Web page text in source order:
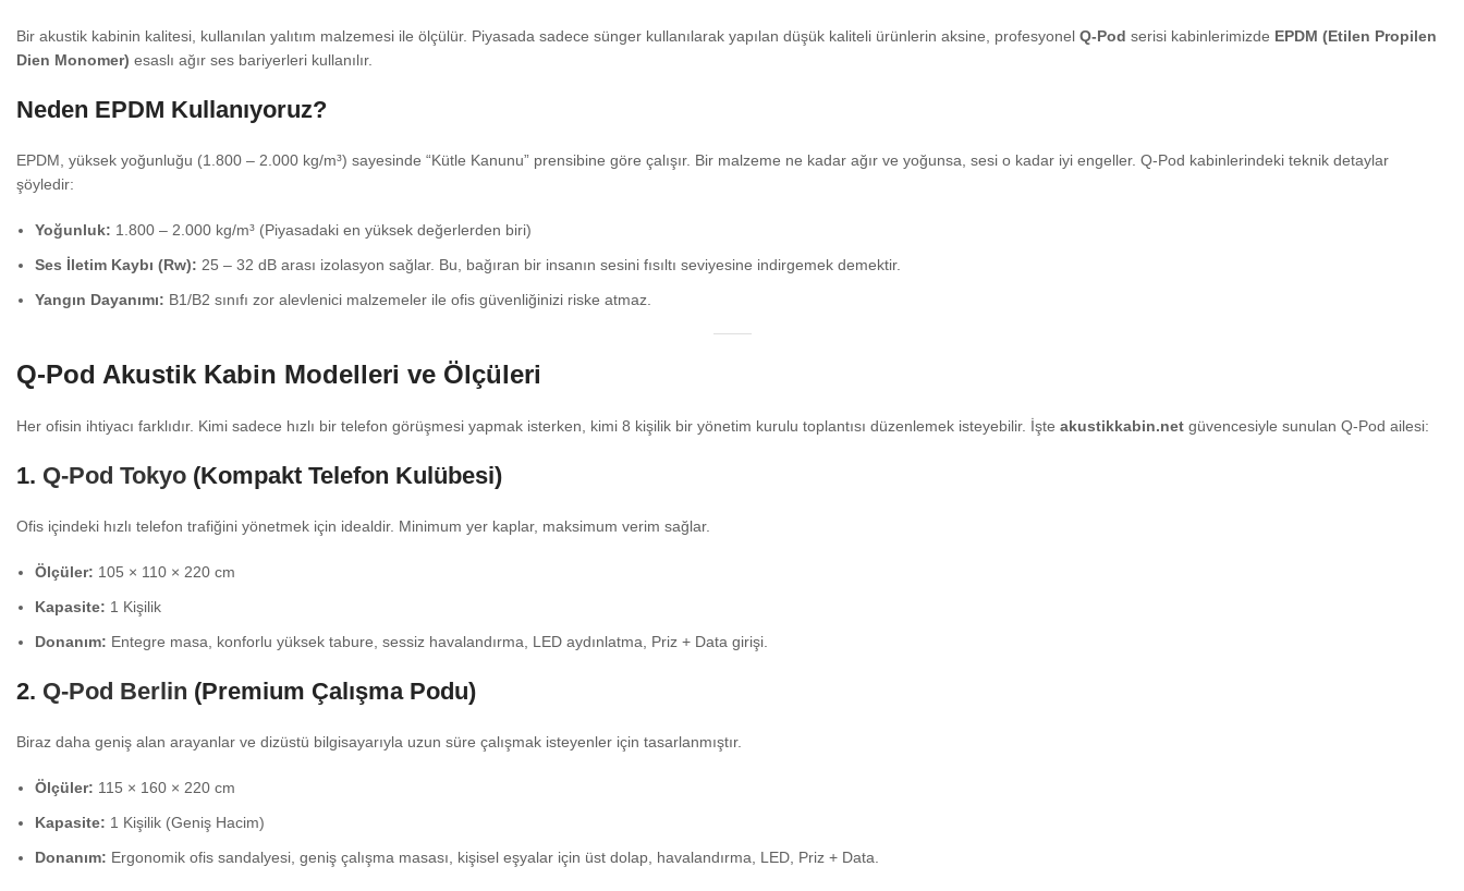
Bir akustik kabinin kalitesi, kullanılan yalıtım malzemesi ile ölçülür. Piyasada sadece sünger kullanılarak yapılan düşük kaliteli ürünlerin aksine, profesyonel Q-Pod serisi kabinlerimizde EPDM (Etilen Propilen
Dien Monomer) esaslı ağır ses bariyerleri kullanılır.
Neden EPDM Kullanıyoruz?
EPDM, yüksek yoğunluğu (1.800 – 2.000 kg/m³) sayesinde “Kütle Kanunu” prensibine göre çalışır. Bir malzeme ne kadar ağır ve yoğunsa, sesi o kadar iyi engeller. Q-Pod kabinlerindeki teknik detaylar
şöyledir:
Yoğunluk: 1.800 – 2.000 kg/m³ (Piyasadaki en yüksek değerlerden biri)
Ses İletim Kaybı (Rw): 25 – 32 dB arası izolasyon sağlar. Bu, bağıran bir insanın sesini fısıltı seviyesine indirgemek demektir.
Yangın Dayanımı: B1/B2 sınıfı zor alevlenici malzemeler ile ofis güvenliğinizi riske atmaz.
Q-Pod Akustik Kabin Modelleri ve Ölçüleri
Her ofisin ihtiyacı farklıdır. Kimi sadece hızlı bir telefon görüşmesi yapmak isterken, kimi 8 kişilik bir yönetim kurulu toplantısı düzenlemek isteyebilir. İşte akustikkabin.net güvencesiyle sunulan Q-Pod ailesi:
1. Q-Pod Tokyo (Kompakt Telefon Kulübesi)
Ofis içindeki hızlı telefon trafiğini yönetmek için idealdir. Minimum yer kaplar, maksimum verim sağlar.
Ölçüler: 105 × 110 × 220 cm
Kapasite: 1 Kişilik
Donanım: Entegre masa, konforlu yüksek tabure, sessiz havalandırma, LED aydınlatma, Priz + Data girişi.
2. Q-Pod Berlin (Premium Çalışma Podu)
Biraz daha geniş alan arayanlar ve dizüstü bilgisayarıyla uzun süre çalışmak isteyenler için tasarlanmıştır.
Ölçüler: 115 × 160 × 220 cm
Kapasite: 1 Kişilik (Geniş Hacim)
Donanım: Ergonomik ofis sandalyesi, geniş çalışma masası, kişisel eşyalar için üst dolap, havalandırma, LED, Priz + Data.